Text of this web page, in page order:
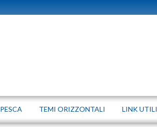
PESCA TEMI ORIZZONTALI LINK UTILI